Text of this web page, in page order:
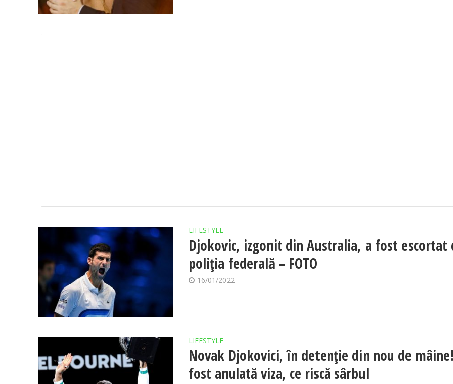
LIFESTYLE
Djokovic, izgonit din Australia, a fost escortat
poliția federală – FOTO
16/01/2022
LIFESTYLE
Novak Djokovici, în detenție din nou de
fost anulată viza, ce riscă sârbul